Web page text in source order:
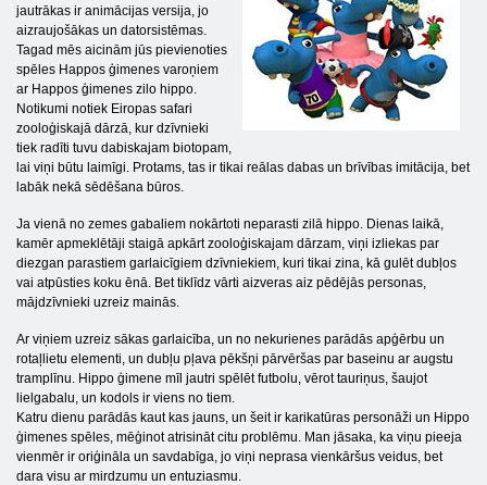
jautrākas ir animācijas versija, jo
aizraujošākas un datorsistēmas.
Tagad mēs aicinām jūs pievienoties
spēles Happos ģimenes varoņiem
ar Happos ģimenes zilo hippo.
Notikumi notiek Eiropas safari
zooloģiskajā dārzā, kur dzīvnieki
tiek radīti tuvu dabiskajam biotopam,
lai viņi būtu laimīgi. Protams, tas ir tikai reālas dabas un brīvības imitācija, bet
labāk nekā sēdēšana būros.
Ja vienā no zemes gabaliem nokārtoti neparasti zilā hippo. Dienas laikā,
kamēr apmeklētāji staigā apkārt zooloģiskajam dārzam, viņi izliekas par
diezgan parastiem garlaicīgiem dzīvniekiem, kuri tikai zina, kā gulēt dubļos
vai atpūsties koku ēnā. Bet tiklīdz vārti aizveras aiz pēdējās personas,
mājdzīvnieki uzreiz mainās.
Ar viņiem uzreiz sākas garlaicība, un no nekurienes parādās apģērbu un
rotaļlietu elementi, un dubļu pļava pēkšņi pārvēršas par baseinu ar augstu
tramplīnu. Hippo ģimene mīl jautri spēlēt futbolu, vērot tauriņus, šaujot
lielgabalu, un kodols ir viens no tiem.
Katru dienu parādās kaut kas jauns, un šeit ir karikatūras personāži un Hippo
ģimenes spēles, mēģinot atrisināt citu problēmu. Man jāsaka, ka viņu pieeja
vienmēr ir oriģināla un savdabīga, jo viņi neprasa vienkāršus veidus, bet
dara visu ar mirdzumu un entuziasmu.